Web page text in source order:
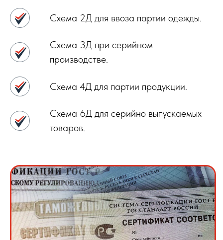
Схема 2Д для ввоза партии одежды.
Схема 3Д при серийном
производстве.
Схема 4Д для партии продукции.
Схема 6Д для серийно выпускаемых
товаров.